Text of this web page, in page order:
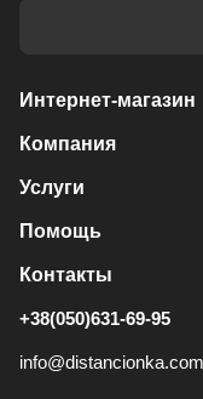
Интернет-магазин
Компания
Услуги
Помощь
Контакты
+38(050)631-69-95
info@distancionka.com